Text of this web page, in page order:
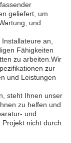
geliefert, um
und
an,
Fähigkeiten
zu arbeiten.Wir
zur
und Leistungen
steht Ihnen unser
zu helfen und
und
nicht durch